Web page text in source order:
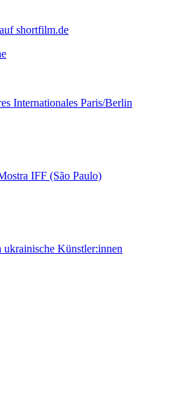
shortfilm.de
Internationales Paris/Berlin
IFF (São Paulo)
Künstler:innen